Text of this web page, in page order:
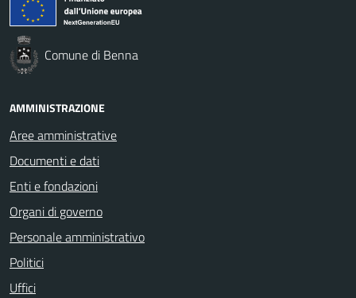
Comune di Benna
AMMINISTRAZIONE
Aree amministrative
Documenti e dati
Enti e fondazioni
Organi di governo
Personale amministrativo
Politici
Uffici